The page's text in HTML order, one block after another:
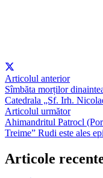
Articolul anterior
Sîmbăta morților
Catedrala „Sf. Irh.
Articolul următor
Ahimandritul Patrocl
Treime” Rudi este ales
Articole